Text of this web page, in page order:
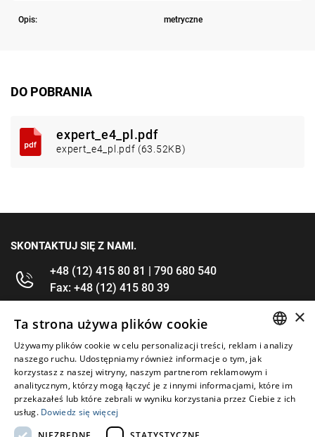
Opis: metryczne
DO POBRANIA
expert_e4_pl.pdf
expert_e4_pl.pdf (63.52KB)
SKONTAKTUJ SIĘ Z NAMI.
+48 (12) 415 80 81 | 790 680 540
Fax: +48 (12) 415 80 39
kontakt@im-narzedzia.pl
INFORMACJE
OFERTA
MOJE KONTO
ENGLISH
×
Ta strona używa plików cookie
Używamy plików cookie w celu personalizacji treści, reklam i analizy
naszego ruchu. Udostępniamy również informacje o tym, jak
korzystasz z naszej witryny, naszym partnerom reklamowym i
analitycznym, którzy mogą łączyć je z innymi informacjami, które im
przekazałeś lub które zebrali w wyniku korzystania przez Ciebie z ich
usług. Dowiedz się więcej